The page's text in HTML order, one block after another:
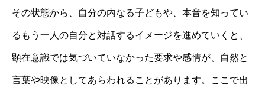
その状態から、自分の内なる子どもや、本音を知ってい
るもう一人の自分と対話するイメージを進めていくと、
顕在意識では気づいていなかった要求や感情が、自然と
言葉や映像としてあらわれることがあります。ここで出